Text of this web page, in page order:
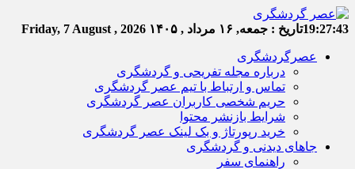
19:27:44تاریخ : جمعه, ۱۶ مرداد , ۱۴۰۵ Friday, 7 August , 2026
عصرگردشگری
درباره مجله تفریحی و گردشگری
تماس و ارتباط با تیم عصر گردشگری
حریم شخصی کاربران عصر گردشگری
شرایط بازنشر محتوا
خرید رپورتاژ و بک لینک عصر گردشگری
جاهای دیدنی و گردشگری
راهنمای سفر